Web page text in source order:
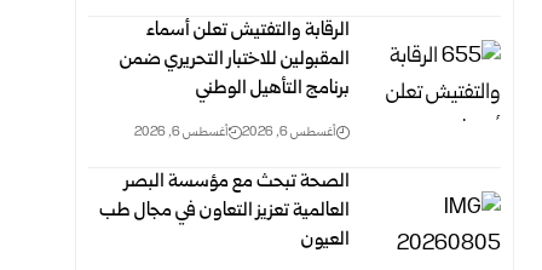
الرقابة والتفتيش تعلن أسماء
المقبولين للاختبار التحريري ضمن
برنامج التأهيل الوطني
أغسطس 6, 2026 أغسطس 6, 2026
الصحة تبحث مع مؤسسة البصر
العالمية تعزيز التعاون في مجال طب
العيون ‏